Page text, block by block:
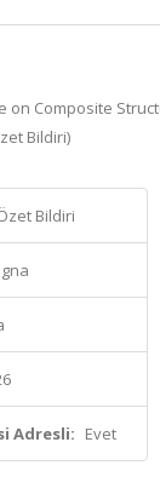
Composite
Bildiri)
Bildiri
Adresli: Evet